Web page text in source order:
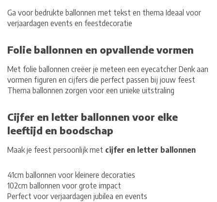
Ga voor bedrukte ballonnen met tekst en thema Ideaal voor
verjaardagen events en feestdecoratie
Folie ballonnen en opvallende vormen
Met folie ballonnen creëer je meteen een eyecatcher Denk aan
vormen figuren en cijfers die perfect passen bij jouw feest
Thema ballonnen zorgen voor een unieke uitstraling
Cijfer en letter ballonnen voor elke
leeftijd en boodschap
Maak je feest persoonlijk met cijfer en letter ballonnen
41cm ballonnen voor kleinere decoraties
102cm ballonnen voor grote impact
Perfect voor verjaardagen jubilea en events